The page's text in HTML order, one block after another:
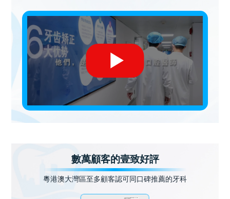
數萬顧客的壹致好評
粵港澳大灣區至多顧客認可同口碑推薦的牙科